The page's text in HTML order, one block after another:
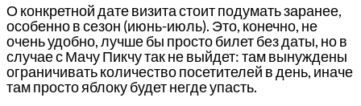
О конкретной дате визита стоит подумать заранее,
особенно в сезон (июнь-июль). Это, конечно, не
очень удобно, лучше бы просто билет без даты, но в
случае с Мачу Пикчу так не выйдет: там вынуждены
ограничивать количество посетителей в день, иначе
там просто яблоку будет негде упасть.